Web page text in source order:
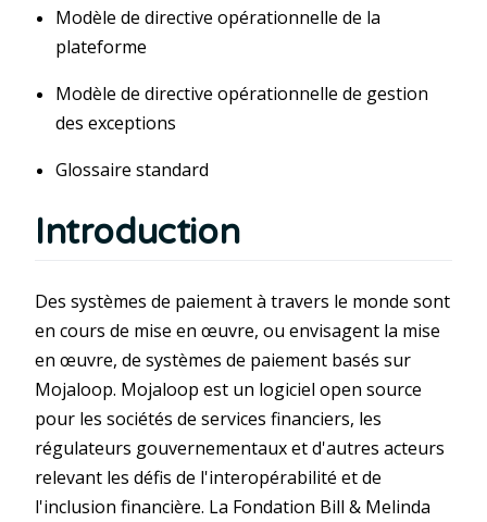
Modèle de directive opérationnelle de la
plateforme
Modèle de directive opérationnelle de gestion
des exceptions
Glossaire standard
Introduction
Des systèmes de paiement à travers le monde sont
en cours de mise en œuvre, ou envisagent la mise
en œuvre, de systèmes de paiement basés sur
Mojaloop. Mojaloop est un logiciel open source
pour les sociétés de services financiers, les
régulateurs gouvernementaux et d'autres acteurs
relevant les défis de l'interopérabilité et de
l'inclusion financière. La Fondation Bill & Melinda